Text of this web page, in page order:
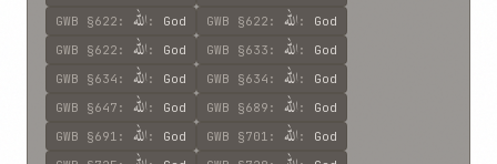
GWB §622 : الله : God GWB §622 : الله : God
GWB §622 : الله : God GWB §633 : الله : God
GWB §634 : الله : God GWB §634 : الله : God
GWB §647 : الله : God GWB §689 : الله : God
GWB §691 : الله : God GWB §701 : الله : God